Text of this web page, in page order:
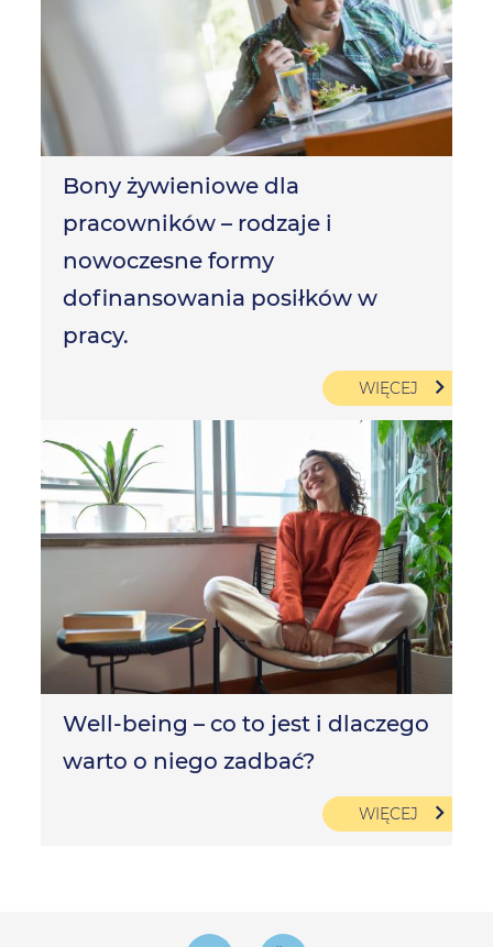
Bony żywieniowe dla
pracowników – rodzaje i
nowoczesne formy
dofinansowania posiłków w
pracy.
WIĘCEJ
Well-being – co to jest i dlaczego
warto o niego zadbać?
WIĘCEJ